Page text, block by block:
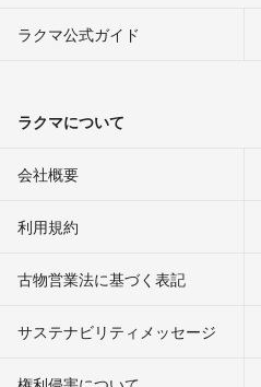
ラクマ公式ガイド
ラクマについて
会社概要
利用規約
古物営業法に基づく表記
サステナビリティメッセージ